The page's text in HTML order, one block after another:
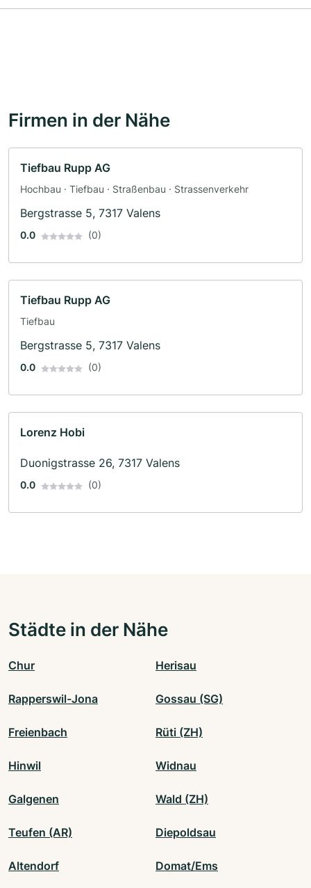
Firmen in der Nähe
Tiefbau Rupp AG
Hochbau · Tiefbau · Straßenbau · Strassenverkehr
Bergstrasse 5, 7317 Valens
0.0 (0)
Tiefbau Rupp AG
Tiefbau
Bergstrasse 5, 7317 Valens
0.0 (0)
Lorenz Hobi
Duonigstrasse 26, 7317 Valens
0.0 (0)
Städte in der Nähe
Chur Herisau
Rapperswil-Jona Gossau (SG)
Freienbach Rüti (ZH)
Hinwil Widnau
Galgenen Wald (ZH)
Teufen (AR) Diepoldsau
Altendorf Domat/Ems